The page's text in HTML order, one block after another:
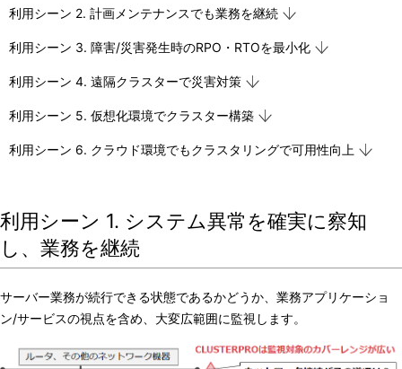
利用シーン 2. 計画メンテナンスでも業務を継続
利用シーン 3. 障害/災害発生時のRPO・RTOを最小化
利用シーン 4. 遠隔クラスターで災害対策
利用シーン 5. 仮想化環境でクラスター構築
利用シーン 6. クラウド環境でもクラスタリングで可用性向上
利用シーン 1. システム異常を確実に察知
し、業務を継続
サーバー業務が続行できる状態であるかどうか、業務アプリケーショ
ン/サービスの視点を含め、大変広範囲に監視します。